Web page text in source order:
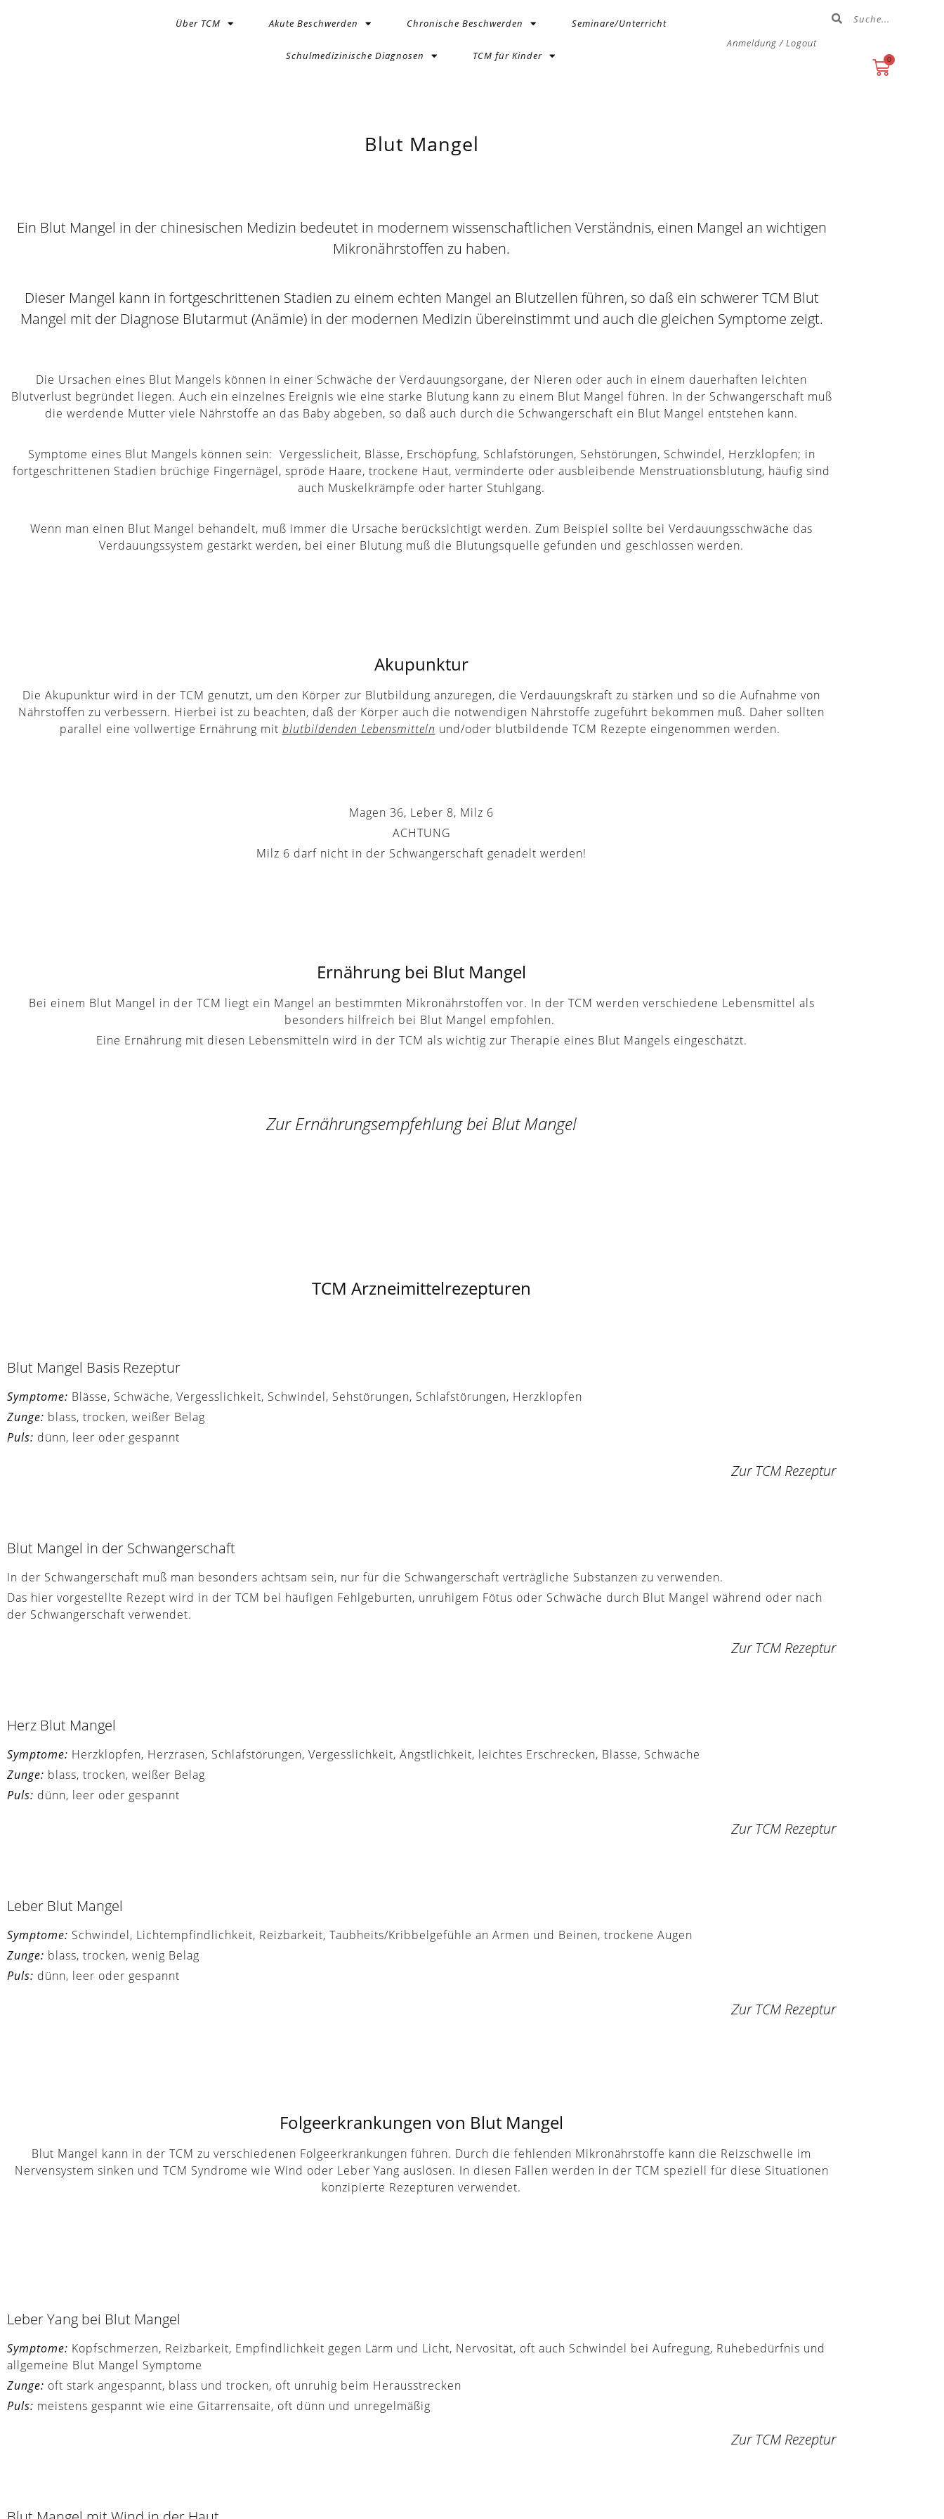
Über TCM Akute Beschwerden Chronische Beschwerden Seminare/Unterricht
Schulmedizinische Diagnosen TCM für Kinder
Anmeldung / Logout
0
Blut Mangel
Ein Blut Mangel in der chinesischen Medizin bedeutet in modernem wissenschaftlichen Verständnis, einen Mangel an wichtigen
Mikronährstoffen zu haben.
Dieser Mangel kann in fortgeschrittenen Stadien zu einem echten Mangel an Blutzellen führen, so daß ein schwerer TCM Blut
Mangel mit der Diagnose Blutarmut (Anämie) in der modernen Medizin übereinstimmt und auch die gleichen Symptome zeigt.
Die Ursachen eines Blut Mangels können in einer Schwäche der Verdauungsorgane, der Nieren oder auch in einem dauerhaften leichten
Blutverlust begründet liegen. Auch ein einzelnes Ereignis wie eine starke Blutung kann zu einem Blut Mangel führen. In der Schwangerschaft muß
die werdende Mutter viele Nährstoffe an das Baby abgeben, so daß auch durch die Schwangerschaft ein Blut Mangel entstehen kann.
Symptome eines Blut Mangels können sein: Vergesslicheit, Blässe, Erschöpfung, Schlafstörungen, Sehstörungen, Schwindel, Herzklopfen; in
fortgeschrittenen Stadien brüchige Fingernägel, spröde Haare, trockene Haut, verminderte oder ausbleibende Menstruationsblutung, häufig sind
auch Muskelkrämpfe oder harter Stuhlgang.
Wenn man einen Blut Mangel behandelt, muß immer die Ursache berücksichtigt werden. Zum Beispiel sollte bei Verdauungsschwäche das
Verdauungssystem gestärkt werden, bei einer Blutung muß die Blutungsquelle gefunden und geschlossen werden.
Akupunktur
Die Akupunktur wird in der TCM genutzt, um den Körper zur Blutbildung anzuregen, die Verdauungskraft zu stärken und so die Aufnahme von
Nährstoffen zu verbessern. Hierbei ist zu beachten, daß der Körper auch die notwendigen Nährstoffe zugeführt bekommen muß. Daher sollten
parallel eine vollwertige Ernährung mit blutbildenden Lebensmitteln und/oder blutbildende TCM Rezepte eingenommen werden.
Magen 36, Leber 8, Milz 6
ACHTUNG
Milz 6 darf nicht in der Schwangerschaft genadelt werden!
Ernährung bei Blut Mangel
Bei einem Blut Mangel in der TCM liegt ein Mangel an bestimmten Mikronährstoffen vor. In der TCM werden verschiedene Lebensmittel als
besonders hilfreich bei Blut Mangel empfohlen.
Eine Ernährung mit diesen Lebensmitteln wird in der TCM als wichtig zur Therapie eines Blut Mangels eingeschätzt.
Zur Ernährungsempfehlung bei Blut Mangel
TCM Arzneimittelrezepturen
Blut Mangel Basis Rezeptur
Symptome: Blässe, Schwäche, Vergesslichkeit, Schwindel, Sehstörungen, Schlafstörungen, Herzklopfen
Zunge: blass, trocken, weißer Belag
Puls: dünn, leer oder gespannt
Zur TCM Rezeptur
Blut Mangel in der Schwangerschaft
In der Schwangerschaft muß man besonders achtsam sein, nur für die Schwangerschaft verträgliche Substanzen zu verwenden.
Das hier vorgestellte Rezept wird in der TCM bei häufigen Fehlgeburten, unruhigem Fötus oder Schwäche durch Blut Mangel während oder nach
der Schwangerschaft verwendet.
Zur TCM Rezeptur
Herz Blut Mangel
Symptome: Herzklopfen, Herzrasen, Schlafstörungen, Vergesslichkeit, Ängstlichkeit, leichtes Erschrecken, Blässe, Schwäche
Zunge: blass, trocken, weißer Belag
Puls: dünn, leer oder gespannt
Zur TCM Rezeptur
Leber Blut Mangel
Symptome: Schwindel, Lichtempfindlichkeit, Reizbarkeit, Taubheits/Kribbelgefühle an Armen und Beinen, trockene Augen
Zunge: blass, trocken, wenig Belag
Puls: dünn, leer oder gespannt
Zur TCM Rezeptur
Folgeerkrankungen von Blut Mangel
Blut Mangel kann in der TCM zu verschiedenen Folgeerkrankungen führen. Durch die fehlenden Mikronährstoffe kann die Reizschwelle im
Nervensystem sinken und TCM Syndrome wie Wind oder Leber Yang auslösen. In diesen Fällen werden in der TCM speziell für diese Situationen
konzipierte Rezepturen verwendet.
Leber Yang bei Blut Mangel
Symptome: Kopfschmerzen, Reizbarkeit, Empfindlichkeit gegen Lärm und Licht, Nervosität, oft auch Schwindel bei Aufregung, Ruhebedürfnis und
allgemeine Blut Mangel Symptome
Zunge: oft stark angespannt, blass und trocken, oft unruhig beim Herausstrecken
Puls: meistens gespannt wie eine Gitarrensaite, oft dünn und unregelmäßig
Zur TCM Rezeptur